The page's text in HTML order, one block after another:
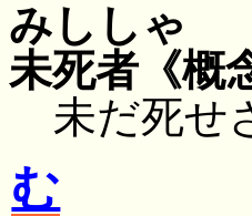
みししゃ
未死者 《概
未だ死せ
む